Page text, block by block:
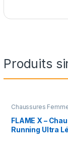
Produits
Chaussures
FLAME X –
Running Ultra